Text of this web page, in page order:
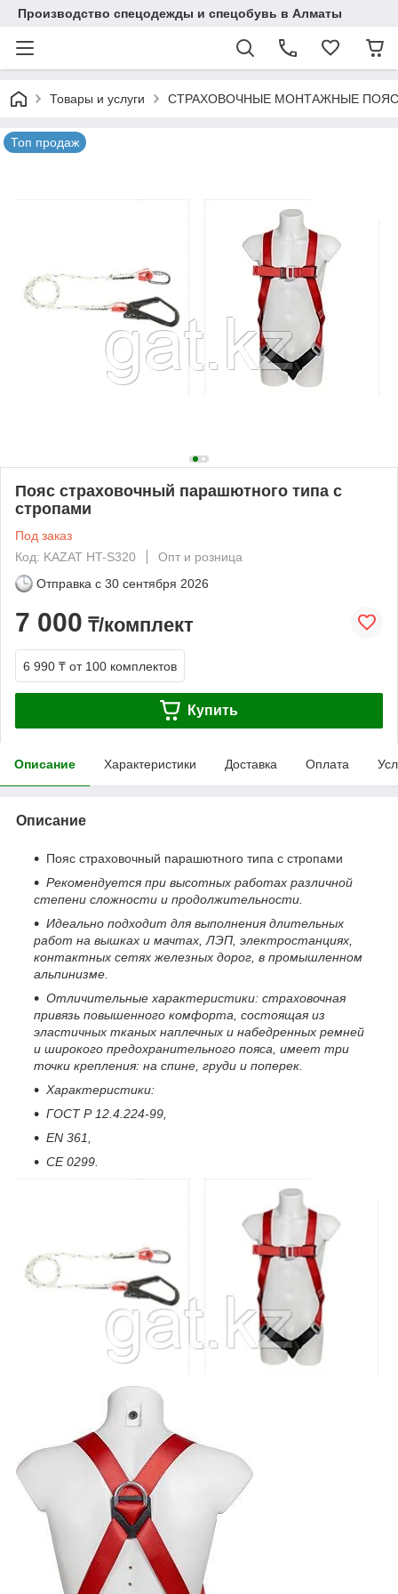
Производство спецодежды и спецобувь в Алматы
Товары и услуги СТРАХОВОЧНЫЕ МОНТАЖНЫЕ
Топ продаж
Пояс страховочный парашютного типа с
стропами
Под заказ
Код: KAZAT HT-S320
Опт и розница
Отправка с 30 сентября 2026
7 000 ₸/комплект
6 990 ₸ от 100 комплектов
Купить
Описание Характеристики Доставка Оплата
Описание
Пояс страховочный парашютного типа с стропами
Рекомендуется при высотных работах различной
степени сложности и продолжительности.
Идеально подходит для выполнения длительных
работ на вышках и мачтах, ЛЭП, электростанциях,
контактных сетях железных дорог, в промышленном
альпинизме.
Отличительные характеристики: страховочная
привязь повышенного комфорта, состоящая из
эластичных тканых наплечных и набедренных ремней
и широкого предохранительного пояса, имеет три
точки крепления: на спине, груди и поперек.
Характеристики:
ГОСТ Р 12.4.224-99,
EN 361,
CE 0299.